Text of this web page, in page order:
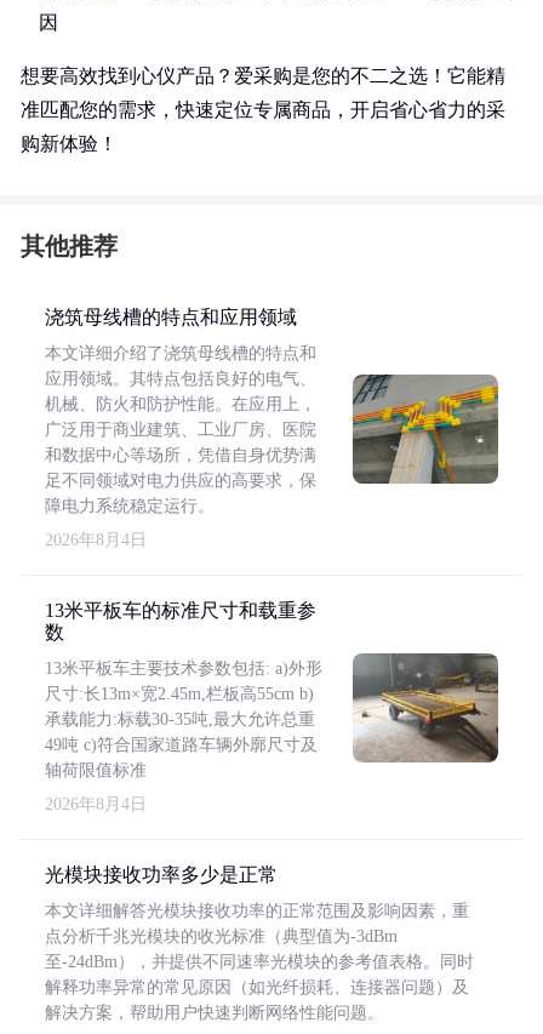
因
想要高效找到心仪产品？爱采购是您的不二之选！它能精
准匹配您的需求，快速定位专属商品，开启省心省力的采
购新体验！
其他推荐
浇筑母线槽的特点和应用领域
本文详细介绍了浇筑母线槽的特点和
应用领域。其特点包括良好的电气、
机械、防火和防护性能。在应用上，
广泛用于商业建筑、工业厂房、医院
和数据中心等场所，凭借自身优势满
足不同领域对电力供应的高要求，保
障电力系统稳定运行。
2026年8月4日
13米平板车的标准尺寸和载重参
数
13米平板车主要技术参数包括: a)外形
尺寸:长13m×宽2.45m,栏板高55cm b)
承载能力:标载30-35吨,最大允许总重
49吨 c)符合国家道路车辆外廓尺寸及
轴荷限值标准
2026年8月4日
光模块接收功率多少是正常
本文详细解答光模块接收功率的正常范围及影响因素，重
点分析千兆光模块的收光标准（典型值为-3dBm
至-24dBm），并提供不同速率光模块的参考值表格。同时
解释功率异常的常见原因（如光纤损耗、连接器问题）及
解决方案，帮助用户快速判断网络性能问题。